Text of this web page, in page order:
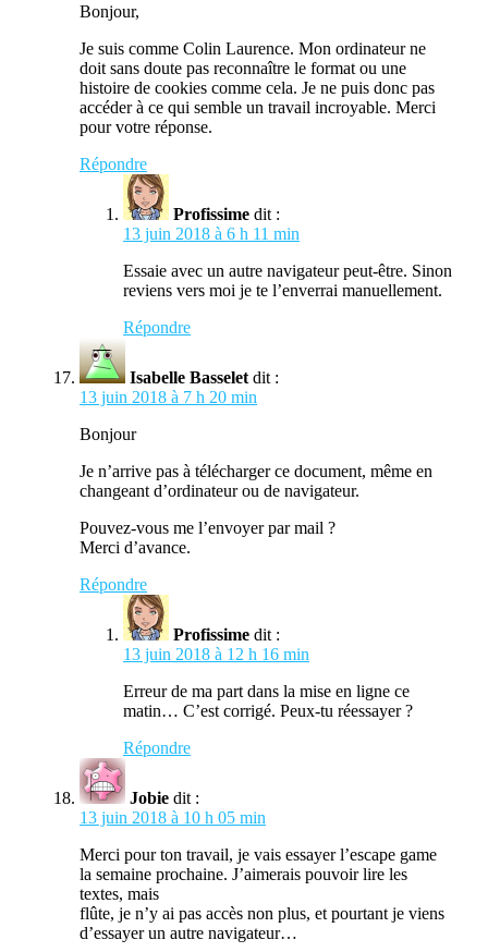
Bonjour,
Je suis comme Colin Laurence. Mon ordinateur ne
doit sans doute pas reconnaître le format ou une
histoire de cookies comme cela. Je ne puis donc pas
accéder à ce qui semble un travail incroyable. Merci
pour votre réponse.
Répondre
Profissime dit :
13 juin 2018 à 6 h 11 min
Essaie avec un autre navigateur peut-être. Sinon
reviens vers moi je te l’enverrai manuellement.
Répondre
Isabelle Basselet dit :
13 juin 2018 à 7 h 20 min
Bonjour
Je n’arrive pas à télécharger ce document, même en
changeant d’ordinateur ou de navigateur.
Pouvez-vous me l’envoyer par mail ?
Merci d’avance.
Répondre
Profissime dit :
13 juin 2018 à 12 h 16 min
Erreur de ma part dans la mise en ligne ce
matin… C’est corrigé. Peux-tu réessayer ?
Répondre
Jobie dit :
13 juin 2018 à 10 h 05 min
Merci pour ton travail, je vais essayer l’escape game
la semaine prochaine. J’aimerais pouvoir lire les
textes, mais
flûte, je n’y ai pas accès non plus, et pourtant je viens
d’essayer un autre navigateur…